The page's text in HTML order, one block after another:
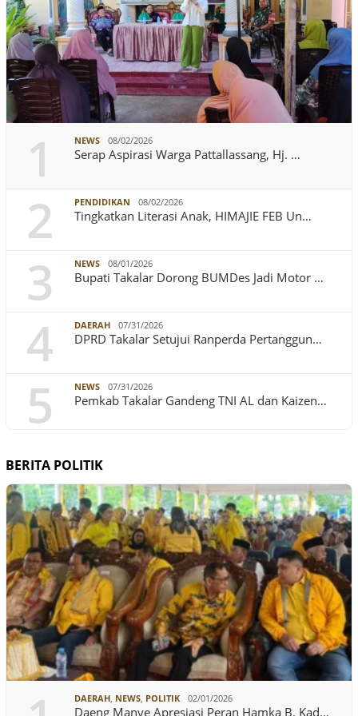
1 NEWS 08/02/2026
Serap Aspirasi Warga Pattallassang, Hj. …
2 PENDIDIKAN 08/02/2026
Tingkatkan Literasi Anak, HIMAJIE FEB Un…
3 NEWS 08/01/2026
Bupati Takalar Dorong BUMDes Jadi Motor …
4 DAERAH 07/31/2026
DPRD Takalar Setujui Ranperda Pertanggun…
5 NEWS 07/31/2026
Pemkab Takalar Gandeng TNI AL dan Kaizen…
BERITA POLITIK
DAERAH, NEWS, POLITIK 02/01/2026
Daeng Manye Apresiasi Peran Hamka B. Kad…